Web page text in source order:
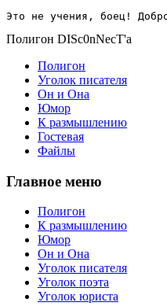
Это не учения, боец!
Полигон DISc0nNecT'a
Полигон
Уголок писателя
Он и Она
Юмор
К размышлению
Гостевая
Файлы
Главное меню
Полигон
К размышлению
Юмор
Он и Она
Уголок писателя
Уголок поэта
Уголок юриста